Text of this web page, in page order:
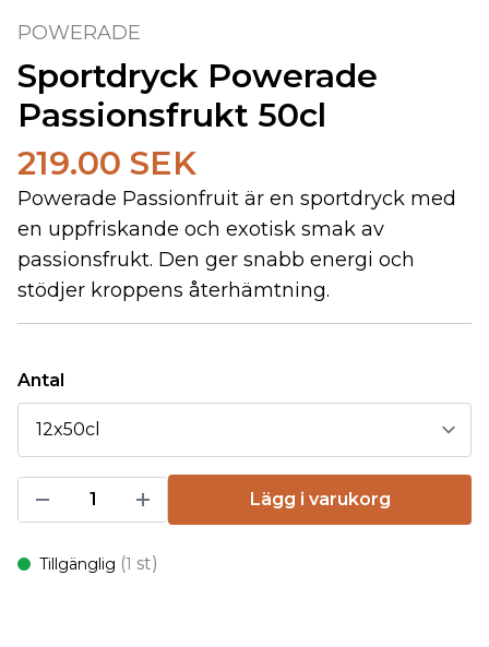
POWERADE
Sportdryck Powerade
Passionsfrukt 50cl
219.00 SEK
Powerade Passionfruit är en sportdryck med
en uppfriskande och exotisk smak av
passionsfrukt. Den ger snabb energi och
stödjer kroppens återhämtning.
Antal
Lägg i varukorg
Tillgänglig (1 st)